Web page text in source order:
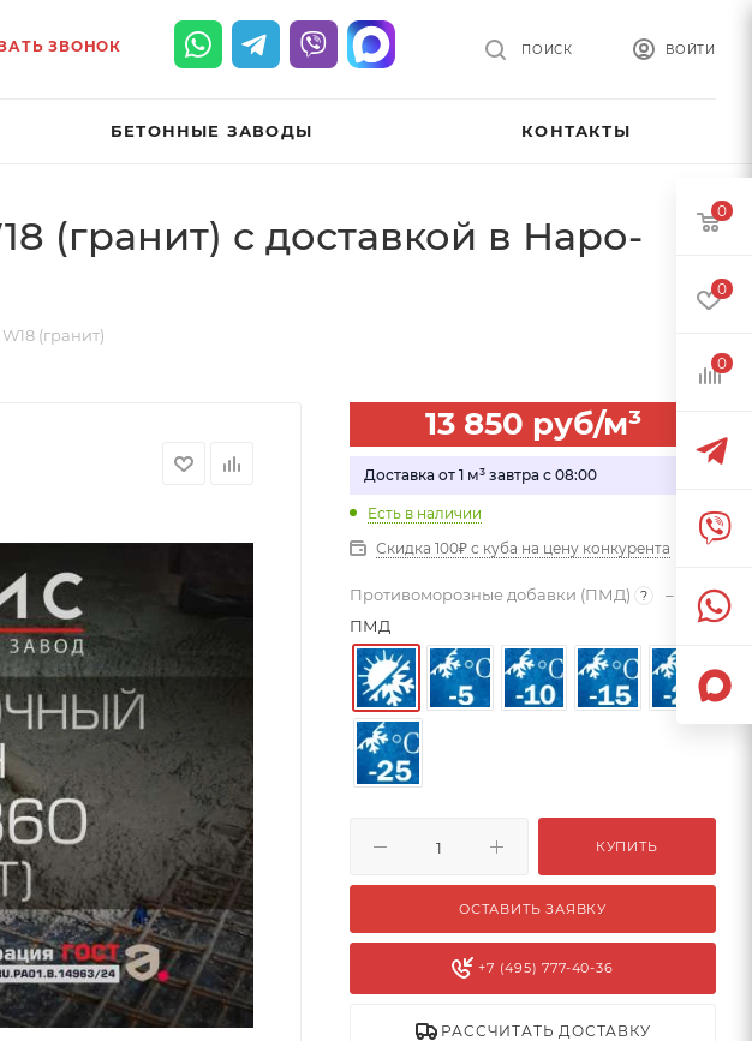
ЗВОНОК ВОЙТИ
ПОИСК
БЕТОННЫЕ ЗАВОДЫ КОНТАКТЫ
(гранит) с доставкой в Наро-
(гранит)
13 850 руб/м³
Доставка от 1 м³ завтра с 08:00
Есть в наличии
Скидка 100₽ с куба на цену конкурента
Противоморозные добавки (ПМД) ? –
Без
ПМД
КУПИТЬ
ОСТАВИТЬ ЗАЯВКУ
+7 (495) 777-40-36
РАССЧИТАТЬ ДОСТАВКУ
0
0
0